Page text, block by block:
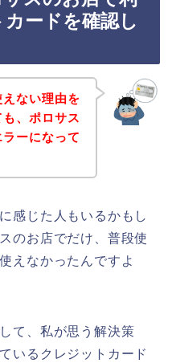
ードを確認し
ない理由を
、ポロサス
ーになって
感じた人もいるかもし
のお店でだけ、普段使
えなかったんですよ
て、私が思う解決策
いるクレジットカード